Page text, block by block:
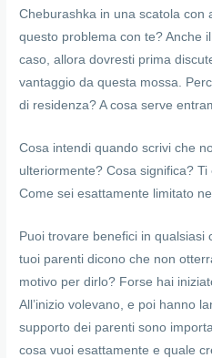
Cheburashka in una scatola con
questo problema con te? Anche
caso, allora dovresti prima
vantaggio da questa mossa.
di residenza? A cosa serve
Cosa intendi quando scrivi che
ulteriormente? Cosa significa?
Come sei esattamente limitato
Puoi trovare benefici in qualsiasi
tuoi parenti dicono che non
motivo per dirlo? Forse hai
All’inizio volevano, e poi hanno
supporto dei parenti sono
cosa vuoi esattamente e quale